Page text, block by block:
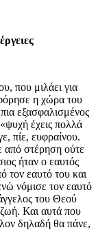
που μιλάει για
η χώρα του
εξασφαλισμένος
έχεις πολλά
πίε, ευφραίνου.
από στέρηση ούτε
ήταν ο εαυτός
τον εαυτό του και
νόμισε τον εαυτό
του Θεού
Και αυτά που
δηλαδή θα πάνε,